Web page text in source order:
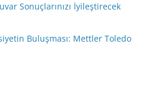
Sonuçlarınızı İyileştirecek
Buluşması: Mettler Toledo